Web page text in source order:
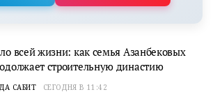
всей жизни: как семья Азанбековых
строительную династию
САБИТ СЕГОДНЯ В 11:42